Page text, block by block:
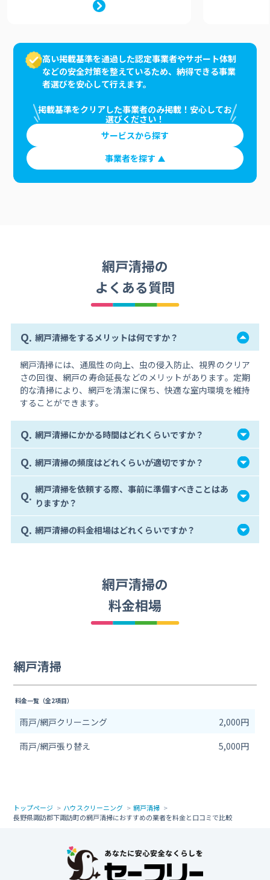
高い掲載基準を通過した認定事業者やサポート体制
などの安全対策を整えているため、納得できる事業
者選びを安心して行えます。
掲載基準をクリアした事業者のみ掲載！安心してお
選びください！
サービスから探す
事業者を探す
網戸清掃の
よくある質問
Q. 網戸清掃をするメリットは何ですか？
網戸清掃には、通風性の向上、虫の侵入防止、視界のクリア
さの回復、網戸の寿命延長などのメリットがあります。定期
的な清掃により、網戸を清潔に保ち、快適な室内環境を維持
することができます。
Q. 網戸清掃にかかる時間はどれくらいですか？
Q. 網戸清掃の頻度はどれくらいが適切ですか？
Q. 網戸清掃を依頼する際、事前に準備すべきことはあ
りますか？
Q. 網戸清掃の料金相場はどれくらいですか？
網戸清掃の
料金相場
網戸清掃
料金一覧（全2項目）
雨戸/網戸クリーニング
2,000円
雨戸/網戸張り替え
5,000円
トップページ ハウスクリーニング
網戸清掃
長野県諏訪郡下諏訪町の網戸清掃におすすめの業者を料金と口コミで比較